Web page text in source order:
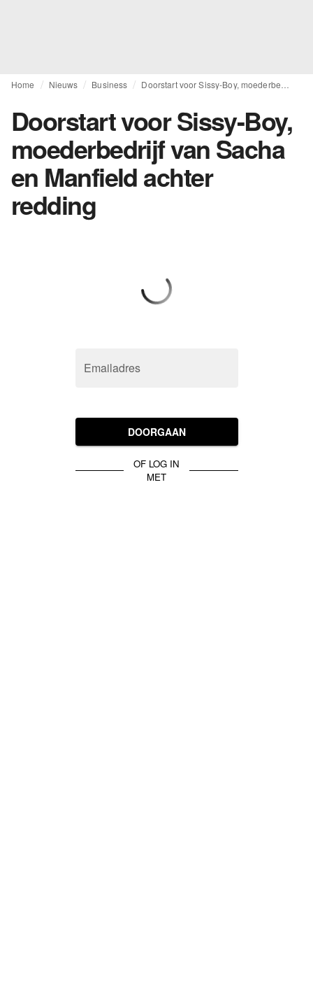
Home Nieuws Business
Doorstart voor Sissy-Boy,
moederbedrijf van Sacha
en Manfield achter
redding
Emailadres
DOORGAAN
OF LOG IN
MET